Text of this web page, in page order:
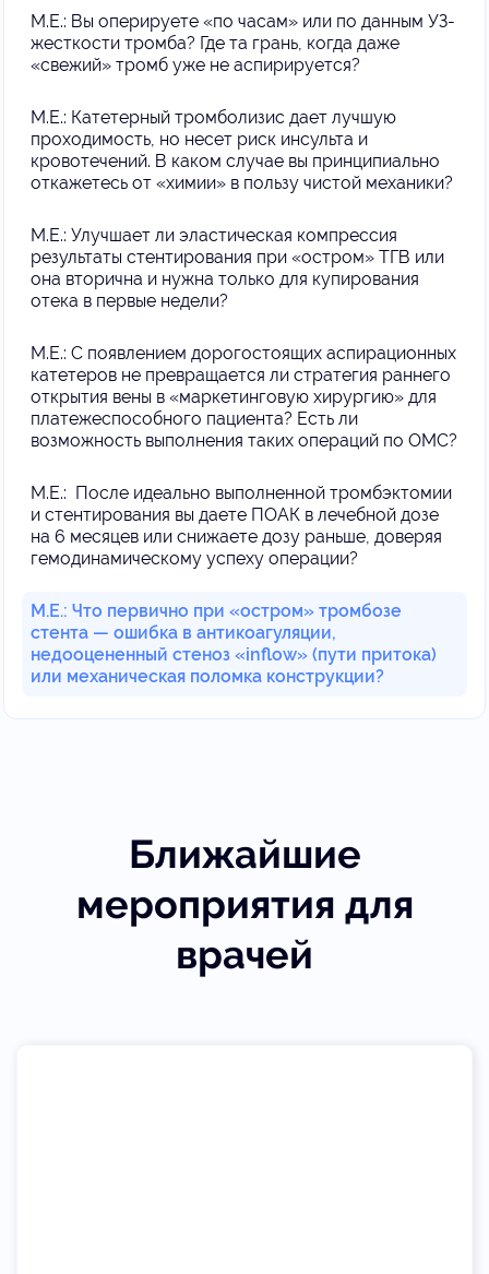
М.Е.: Вы оперируете «по часам» или по данным УЗ-
жесткости тромба? Где та грань, когда даже
«свежий» тромб уже не аспирируется?
М.Е.: Катетерный тромболизис дает лучшую
проходимость, но несет риск инсульта и
кровотечений. В каком случае вы принципиально
откажетесь от «химии» в пользу чистой механики?
М.Е.: Улучшает ли эластическая компрессия
результаты стентирования при «остром» ТГВ или
она вторична и нужна только для купирования
отека в первые недели?
М.Е.: С появлением дорогостоящих аспирационных
катетеров не превращается ли стратегия раннего
открытия вены в «маркетинговую хирургию» для
платежеспособного пациента? Есть ли
возможность выполнения таких операций по ОМС?
М.Е.: После идеально выполненной тромбэктомии
и стентирования вы даете ПОАК в лечебной дозе
на 6 месяцев или снижаете дозу раньше, доверяя
гемодинамическому успеху операции?
М.Е.: Что первично при «остром» тромбозе
стента — ошибка в антикоагуляции,
недооцененный стеноз «inflow» (пути притока)
или механическая поломка конструкции?
Ближайшие
мероприятия для
врачей